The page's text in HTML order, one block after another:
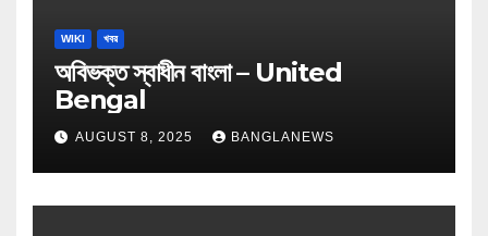
WIKI খবর
অবিভক্ত স্বাধীন বাংলা – United
Bengal
AUGUST 8, 2025 BANGLANEWS